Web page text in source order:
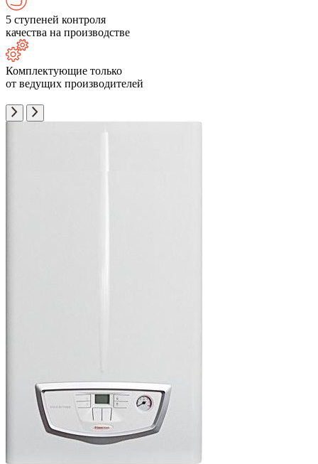
5 ступеней контроля
качества на производстве
Комплектующие только
от ведущих производителей